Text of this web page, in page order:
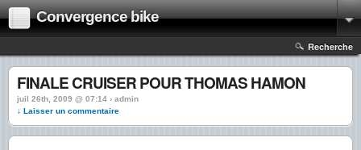
Convergence bike
Recherche
FINALE CRUISER POUR THOMAS HAMON
juil 26th, 2009 @ 07:14 › admin
↓ Laisser un commentaire